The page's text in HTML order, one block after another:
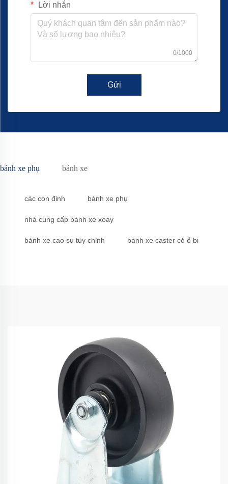
Lời nhắn
0/1000
Gửi
bánh xe phụ bánh xe
các con đinh bánh xe phụ
nhà cung cấp bánh xe xoay
bánh xe cao su tùy chỉnh bánh xe caster có ổ bi